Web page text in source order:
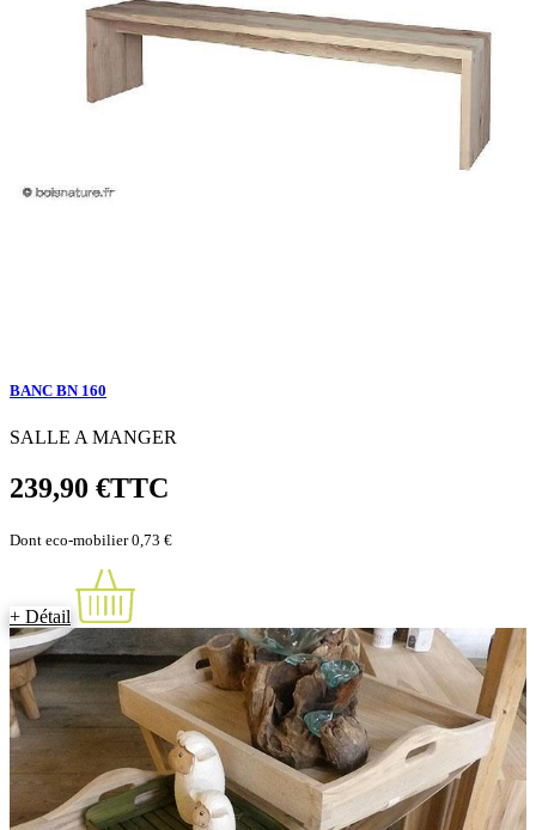
BANC BN 160
SALLE A MANGER
239,90 €TTC
Dont eco-mobilier 0,73 €
+ Détail